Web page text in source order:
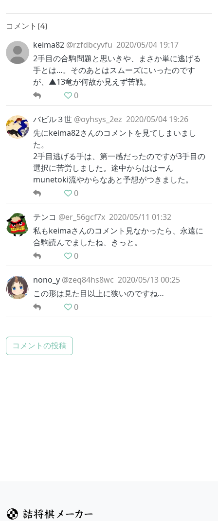
コメント(4)
keima82 @rzfdbcyvfu 2020/05/04 19:17
2手目の合駒問題と思いきや、まさか単に逃げる
手とは…。そのあとはスムーズにいったのです
が、▲13竜が何故か見えず苦戦。
0
バビル３世 @oyhsys_2ez 2020/05/04 19:26
先にkeima82さんのコメントを見てしまいまし
た。
2手目逃げる手は、第一感だったのですが3手目の
選択に苦労しました。途中からははーん
munetoki流やからなあと予想がつきました。
0
テンコ @er_56gcf7x 2020/05/11 01:32
私もkeimaさんのコメント見なかったら、永遠に
合駒読んでましたね、きっと。
0
nono_y @zeq84hs8wc 2020/05/13 00:25
この形は見た目以上に狭いのですね…
0
コメントの投稿